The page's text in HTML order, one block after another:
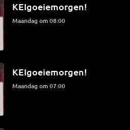
KEIgoeiemorgen!
maandag om 08:00
KEIgoeiemorgen!
maandag om 07:00